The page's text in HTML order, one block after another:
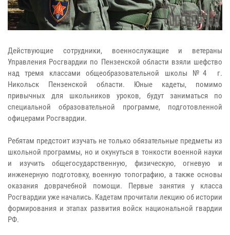
Действующие сотрудники, военнослужащие и ветераны
Управления Росгвардии по Пензенской области взяли шефство
над тремя классами общеобразовательной школы №4 г.
Никольск Пензенской области. Юные кадеты, помимо
привычных для школьников уроков, будут заниматься по
специальной образовательной программе, подготовленной
офицерами Росгвардии.
Ребятам предстоит изучать не только обязательные предметы из
школьной программы, но и окунуться в тонкости военной науки
и изучить общегосударственную, физическую, огневую и
инженерную подготовку, военную топографию, а также основы
оказания доврачебной помощи. Первые занятия у класса
Росгвардии уже начались. Кадетам прочитали лекцию об истории
формирования и этапах развития войск национальной гвардии
РФ.